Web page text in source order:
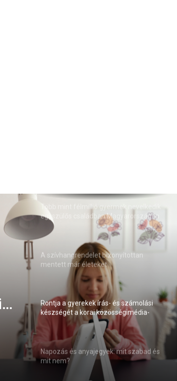
Több mint félmillió gyermek nevelkedik
egyszülős családban Magyarországon
(VIDEÓ)
A szívhangrendelet bizonyítottan
mentett már életeket
Rontja a gyerekek írás- és számolási
készségét a korai közösségimédia-
használat
Napozás és anyajegyek: mit szabad és
mit nem?